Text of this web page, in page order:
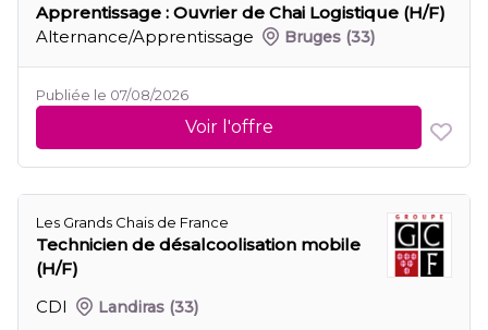
Apprentissage : Ouvrier de Chai Logistique (H/F)
Alternance/Apprentissage
Bruges (33)
Publiée le 07/08/2026
Voir l'offre
Les Grands Chais de France
Technicien de désalcoolisation mobile
(H/F)
CDI
Landiras (33)